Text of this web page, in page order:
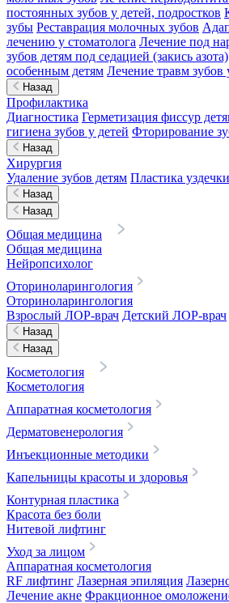
постоянных зубов у детей, подростков
зубы Реставрация молочных зубов
лечению у стоматолога Лечение под
зубов детям под седацией (закись азота)
особенным детям Лечение травм зубов
Назад
Профилактика
Диагностика Герметизация фиссур
гигиена зубов у детей Фторирование
Назад
Хирургия
Удаление зубов детям Пластика уздечки
Назад
Назад
Общая медицина
Общая медицина
Нейропсихолог
Оториноларингология
Оториноларингология
Взрослый ЛОР-врач Детский ЛОР-врач
Назад
Назад
Косметология
Косметология
Аппаратная косметология
Дерматовенерология
Инъекционные методики
Капельницы красоты и здоровья
Контурная пластика
Красота без боли
Нитевой лифтинг
Уход за лицом
Аппаратная косметология
RF лифтинг Лазерная эпиляция
Лечение акне Фракционное